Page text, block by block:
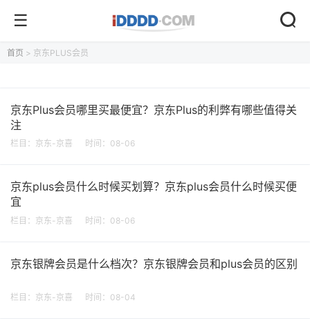
首页 > 京东PLUS会员
京东Plus会员哪里买最便宜？京东Plus的利弊有哪些值得关
注
栏目： 京东-京喜 时间：08-06
京东plus会员什么时候买划算？京东plus会员什么时候买便
宜
栏目： 京东-京喜 时间：08-06
京东银牌会员是什么档次？京东银牌会员和plus会员的区别
栏目： 京东-京喜 时间：08-04